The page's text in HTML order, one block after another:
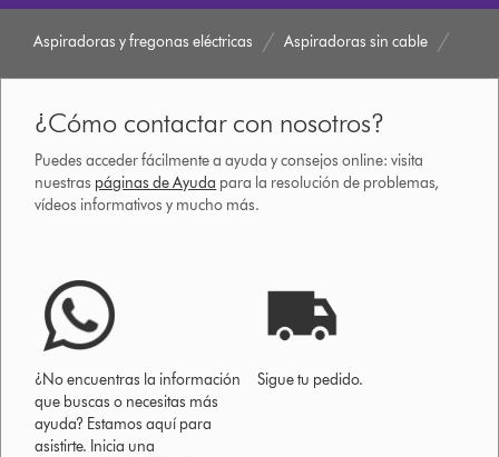
Aspiradoras y fregonas eléctricas Aspiradoras sin cable
¿Cómo contactar con nosotros?
Puedes acceder fácilmente a ayuda y consejos online: visita
nuestras páginas de Ayuda para la resolución de problemas,
vídeos informativos y mucho más.
¿No encuentras la información
que buscas o necesitas más
ayuda? Estamos aquí para
asistirte. Inicia una
Sigue tu pedido.